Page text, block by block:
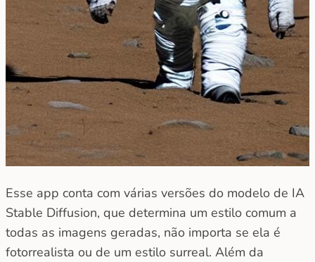
Esse app conta com várias versões do modelo de IA
Stable Diffusion, que determina um estilo comum a
todas as imagens geradas, não importa se ela é
fotorrealista ou de um estilo surreal. Além da